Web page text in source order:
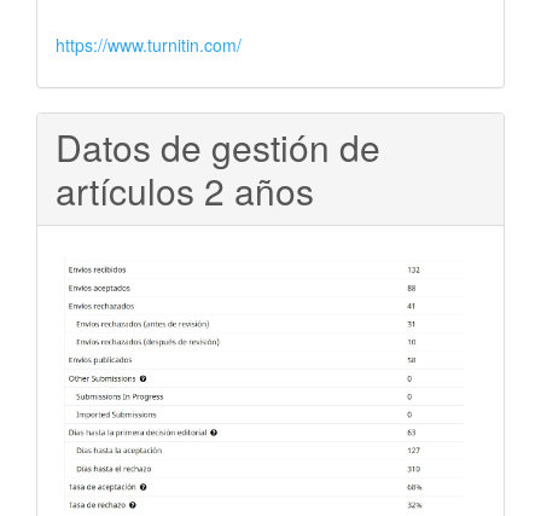
https://www.turnitin.com/
Datos de gestión de
artículos 2 años